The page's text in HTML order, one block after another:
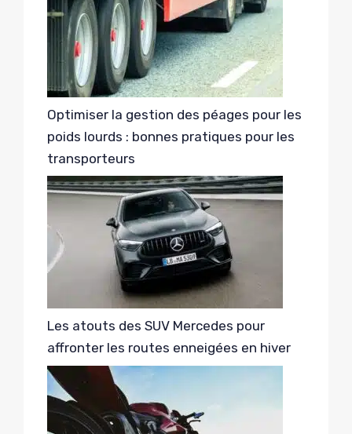
Optimiser la gestion des péages pour les
poids lourds : bonnes pratiques pour les
transporteurs
Les atouts des SUV Mercedes pour
affronter les routes enneigées en hiver